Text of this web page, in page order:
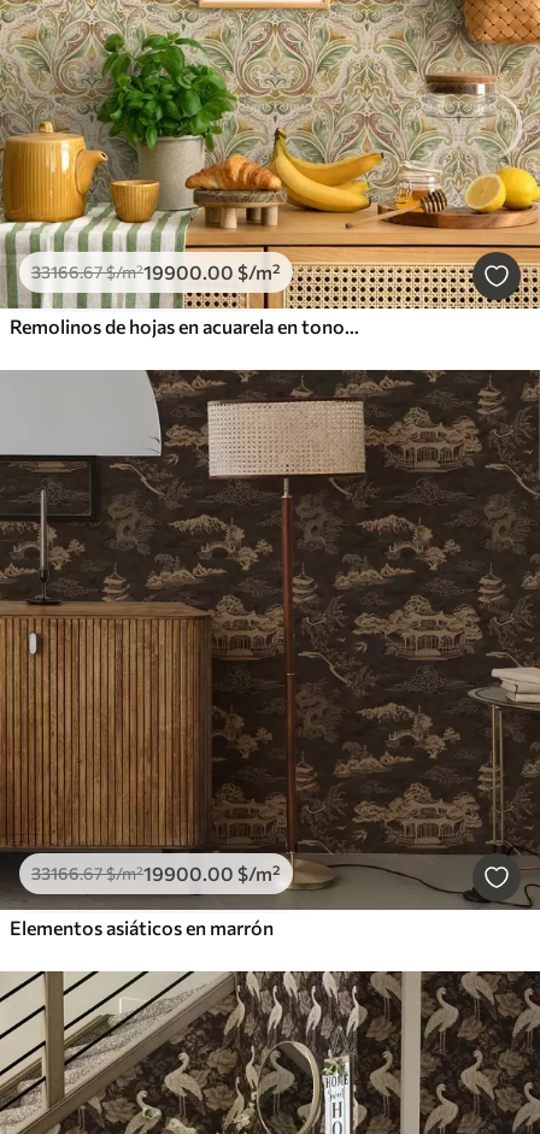
33166.67$/m²19900.00 $/m²
Remolinos de hojas en acuarela en tonos verdes y ocres cálidos
33166.67$/m²19900.00 $/m²
Elementos asiáticos en marrón